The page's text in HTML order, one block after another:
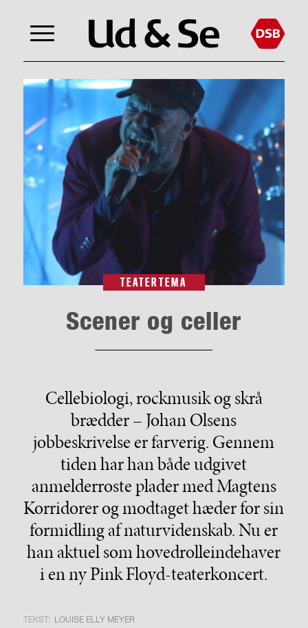
TEATERTEMA
Scener og celler
Cellebiologi, rockmusik og skrå
brædder – Johan Olsens
jobbeskrivelse er farverig. Gennem
tiden har han både udgivet
anmelderroste plader med Magtens
Korridorer og modtaget hæder for sin
formidling af naturvidenskab. Nu er
han aktuel som hovedrolleindehaver
i en ny Pink Floyd-teaterkoncert.
TEKST: LOUISE ELLY MEYER